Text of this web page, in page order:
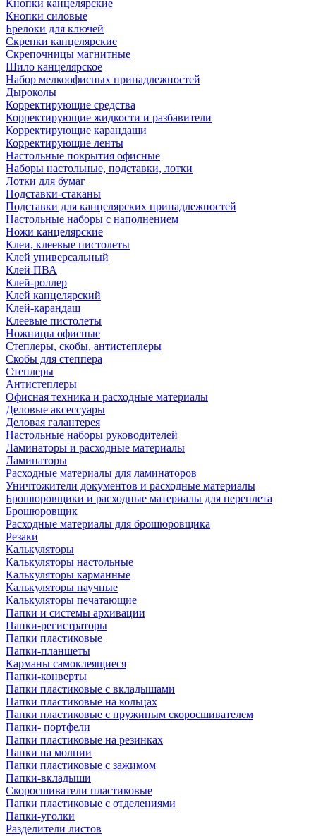
Кнопки канцелярские
Кнопки силовые
Брелоки для ключей
Скрепки канцелярские
Скрепочницы магнитные
Шило канцелярское
Набор мелкоофисных принадлежностей
Дыроколы
Корректирующие средства
Корректирующие жидкости и разбавители
Корректирующие карандаши
Корректирующие ленты
Настольные покрытия офисные
Наборы настольные, подставки, лотки
Лотки для бумаг
Подставки-стаканы
Подставки для канцелярских принадлежностей
Настольные наборы с наполнением
Ножи канцелярские
Клеи, клеевые пистолеты
Клей универсальный
Клей ПВА
Клей-роллер
Клей канцелярский
Клей-карандаш
Клеевые пистолеты
Ножницы офисные
Степлеры, скобы, антистеплеры
Скобы для степпера
Степлеры
Антистеплеры
Офисная техника и расходные материалы
Деловые аксессуары
Деловая галантерея
Настольные наборы руководителей
Ламинаторы и расходные материалы
Ламинаторы
Расходные материалы для ламинаторов
Уничтожители документов и расходные материалы
Брошюровщики и расходные материалы для переплета
Брошюровщик
Расходные материалы для брошюровщика
Резаки
Калькуляторы
Калькуляторы настольные
Калькуляторы карманные
Калькуляторы научные
Калькуляторы печатающие
Папки и системы архивации
Папки-регистраторы
Папки пластиковые
Папки-планшеты
Карманы самоклеящиеся
Папки-конверты
Папки пластиковые с вкладышами
Папки пластиковые на кольцах
Папки пластиковые с пружиным скоросшивателем
Папки- портфели
Папки пластиковые на резинках
Папки на молнии
Папки пластиковые с зажимом
Папки-вкладыши
Скоросшиватели пластиковые
Папки пластиковые с отделениями
Папки-уголки
Разделители листов